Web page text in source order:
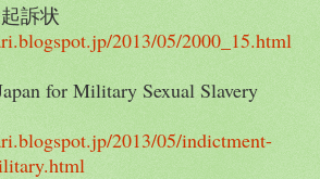
起訴状
2013/05/2000_15.html
for Military Sexual Slavery
2013/05/indictment-